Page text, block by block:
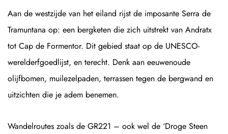
Aan de westzijde van het eiland rijst de imposante Serra de
Tramuntana op: een bergketen die zich uitstrekt van Andratx
tot Cap de Formentor. Dit gebied staat op de UNESCO-
werelderfgoedlijst, en terecht. Denk aan eeuwenoude
olijfbomen, muilezelpaden, terrassen tegen de bergwand en
uitzichten die je adem benemen.
Wandelroutes zoals de GR221 – ook wel de ‘Droge Steen